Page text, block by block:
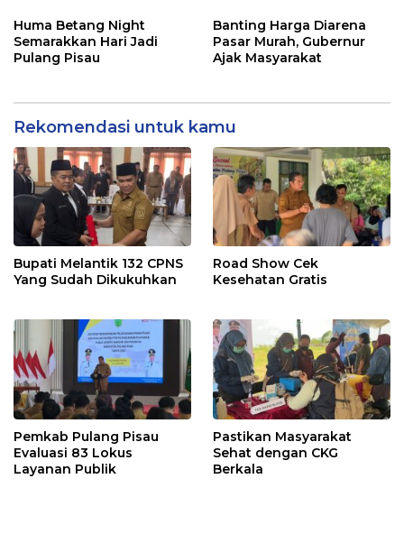
Huma Betang Night
Semarakkan Hari Jadi
Pulang Pisau
Banting Harga Diarena
Pasar Murah, Gubernur
Ajak Masyarakat
Rekomendasi untuk kamu
Bupati Melantik 132 CPNS
Yang Sudah Dikukuhkan
Road Show Cek
Kesehatan Gratis
Pemkab Pulang Pisau
Evaluasi 83 Lokus
Layanan Publik
Pastikan Masyarakat
Sehat dengan CKG
Berkala